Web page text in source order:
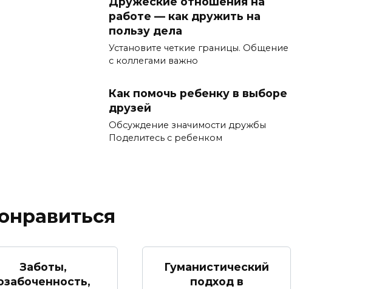
работе — как дружить на
пользу дела
Установите четкие границы. Общение
с коллегами важно
Как помочь ребенку в выборе
друзей
Обсуждение значимости дружбы
Поделитесь с ребенком
Заботы,
Гуманистический
подход в